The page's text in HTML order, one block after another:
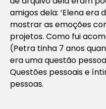
amigos dela: ‘Elena era
mostrar as emoções
projetos. Como fui
(Petra tinha 7 anos
era uma questão
Questões pessoais e
pessoas.